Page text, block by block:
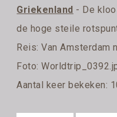
Griekenland - De
de hoge steile
Reis:Van Amsterdam
Foto:
Aantal keer bekeken: